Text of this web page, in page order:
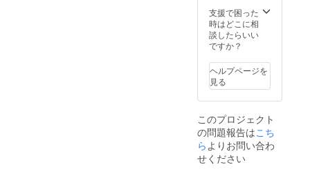
ます
【注意
事項】
・ご
キャン
つきま
して
は、ご
来店日
から前
日の18
時以降
初回来
店時に
会員
カード
します
③二回
目以
降、会
サイト
からご
予約と
なりま
す。
馬肉
ユッ
ケ、馬
タンス
ク、ハ
ツ刺
し、ス
テー
肉握り2
貫、デ
ザート)
【会員
様のご
支援で困った
時はどこに相
談したらいい
ですか？
ヘルプページを
見る
このプロジェクト
の問題報告はこち
らよりお問い合わ
せください